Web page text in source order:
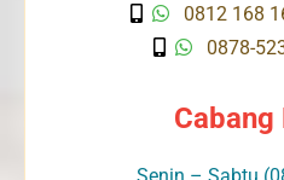
0812 168
0878-
Cabang